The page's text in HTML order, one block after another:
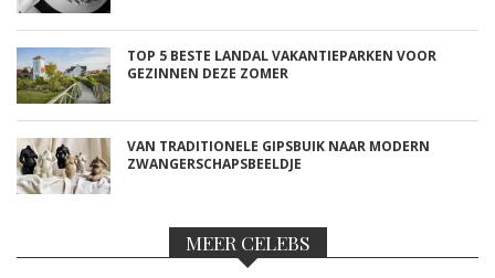
TOP 5 BESTE LANDAL VAKANTIEPARKEN VOOR
GEZINNEN DEZE ZOMER
VAN TRADITIONELE GIPSBUIK NAAR MODERN
ZWANGERSCHAPSBEELDJE
MEER CELEBS